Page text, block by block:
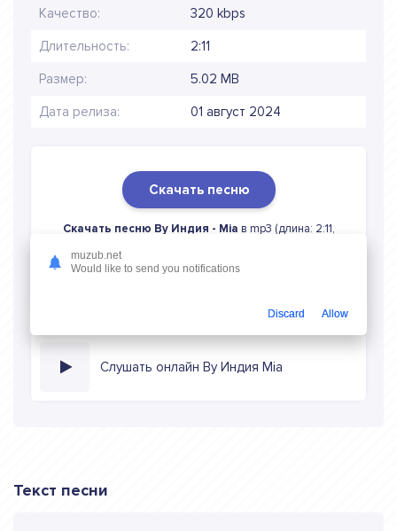
Качество: 320 kbps
Длительность: 2:11
Размер: 5.02 MB
Дата релиза: 01 август 2024
Скачать песню
Скачать песню By Индия - Mia в mp3 (длина: 2:11,
режиме онлайн
Слушать онлайн By Индия Mia
Текст песни
muzub.net
Would like to send you notifications
Discard Allow